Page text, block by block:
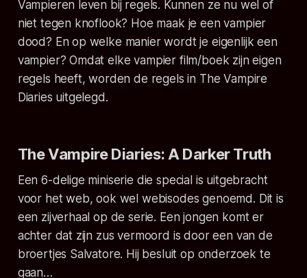
Vampieren leven bij regels. Kunnen ze nu wel of
niet tegen knoflook? Hoe maak je een vampier
dood? En op welke manier wordt je eigenlijk een
vampier? Omdat elke vampier film/boek zijn eigen
regels heeft, worden de regels in The Vampire
Diaries uitgelegd.
The Vampire Diaries: A Darker Truth
Een 6-delige miniserie die special is uitgebracht
voor het web, ook wel webisodes genoemd. Dit is
een zijverhaal op de serie. Een jongen komt er
achter dat zijn zus vermoord is door een van de
broertjes Salvatore. Hij besluit op onderzoek te
gaan…